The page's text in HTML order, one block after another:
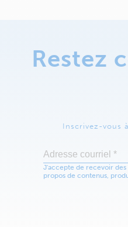
Restez
Inscrivez-vous